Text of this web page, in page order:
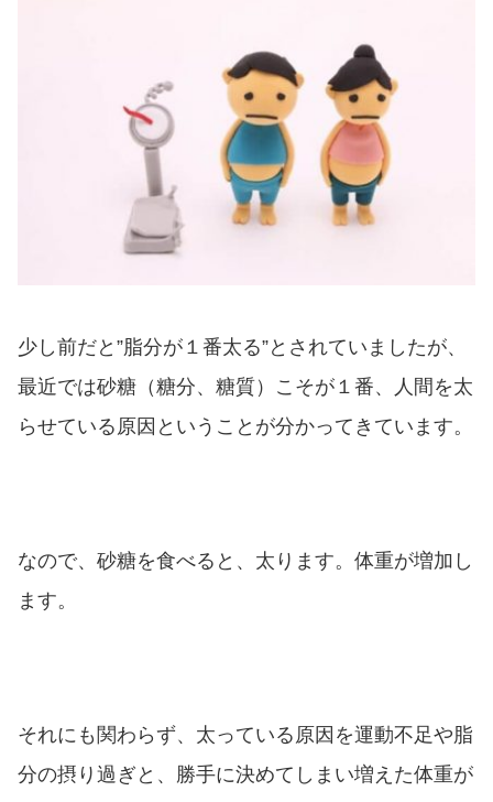
少し前だと”脂分が１番太る”とされていましたが、
最近では砂糖（糖分、糖質）こそが１番、人間を太
らせている原因ということが分かってきています。
なので、砂糖を食べると、太ります。体重が増加し
ます。
それにも関わらず、太っている原因を運動不足や脂
分の摂り過ぎと、勝手に決めてしまい増えた体重が